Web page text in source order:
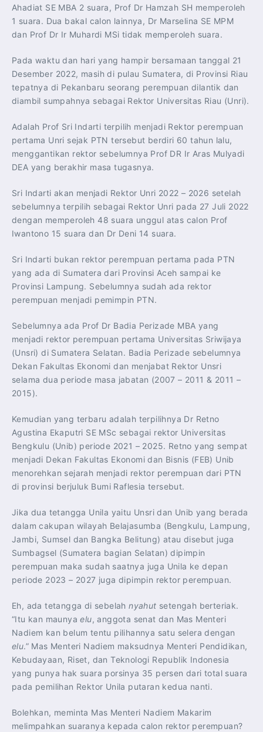
Ahadiat SE MBA 2 suara, Prof Dr Hamzah SH memperoleh
1 suara. Dua bakal calon lainnya, Dr Marselina SE MPM
dan Prof Dr Ir Muhardi MSi tidak memperoleh suara.
Pada waktu dan hari yang hampir bersamaan tanggal 21
Desember 2022, masih di pulau Sumatera, di Provinsi Riau
tepatnya di Pekanbaru seorang perempuan dilantik dan
diambil sumpahnya sebagai Rektor Universitas Riau (Unri).
Adalah Prof Sri Indarti terpilih menjadi Rektor perempuan
pertama Unri sejak PTN tersebut berdiri 60 tahun lalu,
menggantikan rektor sebelumnya Prof DR Ir Aras Mulyadi
DEA yang berakhir masa tugasnya.
Sri Indarti akan menjadi Rektor Unri 2022 – 2026 setelah
sebelumnya terpilih sebagai Rektor Unri pada 27 Juli 2022
dengan memperoleh 48 suara unggul atas calon Prof
Iwantono 15 suara dan Dr Deni 14 suara.
Sri Indarti bukan rektor perempuan pertama pada PTN
yang ada di Sumatera dari Provinsi Aceh sampai ke
Provinsi Lampung. Sebelumnya sudah ada rektor
perempuan menjadi pemimpin PTN.
Sebelumnya ada Prof Dr Badia Perizade MBA yang
menjadi rektor perempuan pertama Universitas Sriwijaya
(Unsri) di Sumatera Selatan. Badia Perizade sebelumnya
Dekan Fakultas Ekonomi dan menjabat Rektor Unsri
selama dua periode masa jabatan (2007 – 2011 & 2011 –
2015).
Kemudian yang terbaru adalah terpilihnya Dr Retno
Agustina Ekaputri SE MSc sebagai rektor Universitas
Bengkulu (Unib) periode 2021 – 2025. Retno yang sempat
menjadi Dekan Fakultas Ekonomi dan Bisnis (FEB) Unib
menorehkan sejarah menjadi rektor perempuan dari PTN
di provinsi berjuluk Bumi Raflesia tersebut.
Jika dua tetangga Unila yaitu Unsri dan Unib yang berada
dalam cakupan wilayah Belajasumba (Bengkulu, Lampung,
Jambi, Sumsel dan Bangka Belitung) atau disebut juga
Sumbagsel (Sumatera bagian Selatan) dipimpin
perempuan maka sudah saatnya juga Unila ke depan
periode 2023 – 2027 juga dipimpin rektor perempuan.
Eh, ada tetangga di sebelahnyahut setengah berteriak.
“Itu kan maunyaelu, anggota senat dan Mas Menteri
Nadiem kan belum tentu pilihannya satu selera dengan
elu.” Mas Menteri Nadiem maksudnya Menteri Pendidikan,
Kebudayaan, Riset, dan Teknologi Republik Indonesia
yang punya hak suara porsinya 35 persen dari total suara
pada pemilihan Rektor Unila putaran kedua nanti.
Bolehkan, meminta Mas Menteri Nadiem Makarim
melimpahkan suaranya kepada calon rektor perempuan?